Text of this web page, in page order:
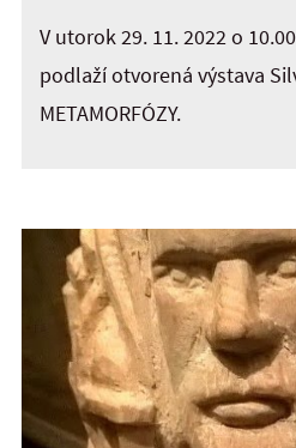
V utorok 29. 11. 2022 o
podlaží otvorená výstava
METAMORFÓZY.